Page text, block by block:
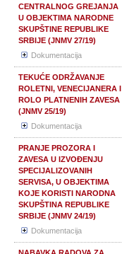
CENTRALNOG GREJANJA
U OBJEKTIMA NARODNE
SKUPŠTINE REPUBLIKE
SRBIJE (JNMV 27/19)
Dokumentacija
TEKUĆE ODRŽAVANJE
ROLETNI, VENECIJANERA I
ROLO PLATNENIH ZAVESA
(JNMV 25/19)
Dokumentacija
PRANJE PROZORA I
ZAVESA U IZVOĐENJU
SPECIJALIZOVANIH
SERVISA, U OBJEKTIMA
KOJE KORISTI NARODNA
SKUPŠTINA REPUBLIKE
SRBIJE (JNMV 24/19)
Dokumentacija